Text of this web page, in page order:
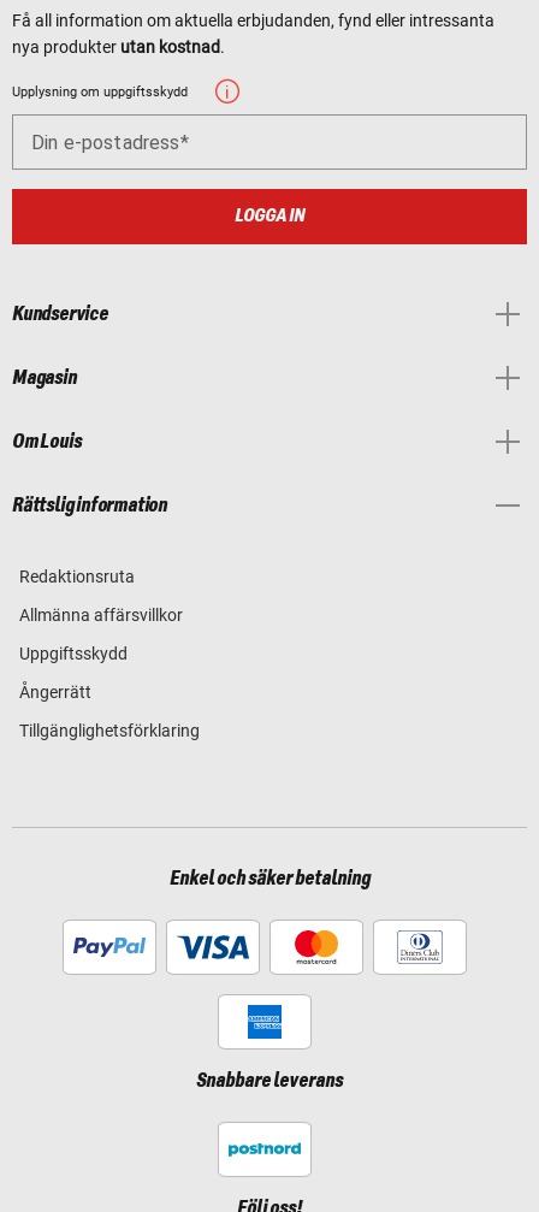
Få all information om aktuella erbjudanden, fynd eller intressanta
nya produkter utan kostnad.
Upplysning om uppgiftsskydd
Din e-postadress
LOGGA IN
Kundservice
Magasin
Om Louis
Rättslig information
Redaktionsruta
Allmänna affärsvillkor
Uppgiftsskydd
Ångerrätt
Tillgänglighetsförklaring
Enkel och säker betalning
Snabbare leverans